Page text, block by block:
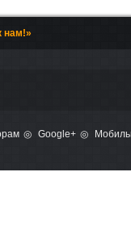
нам!»
Google+